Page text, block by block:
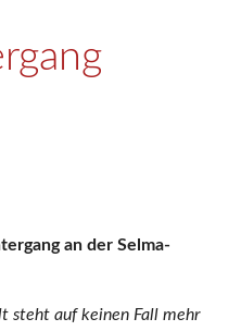
an der Selma-
steht auf keinen Fall mehr